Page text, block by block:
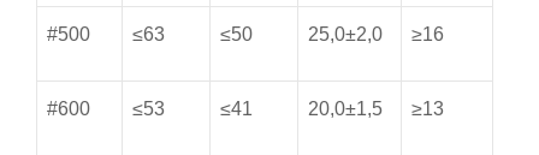
#500 ≤63 ≤50 25,0±2,0 ≥16
#600 ≤53 ≤41 20,0±1,5 ≥13